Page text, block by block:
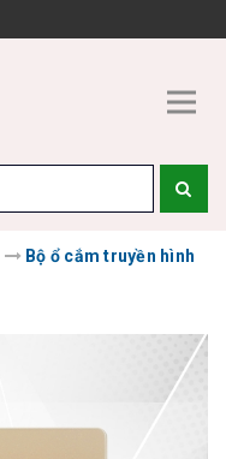
Bộ ổ cắm truyền hình